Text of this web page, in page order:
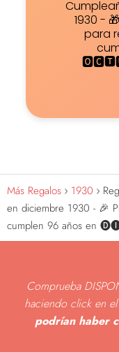
1930 -
para
Más Regalos 1930
en diciembre 1930 - 🎉
cumplen 96 años
Comprueba
haciendo click en
podrían haber